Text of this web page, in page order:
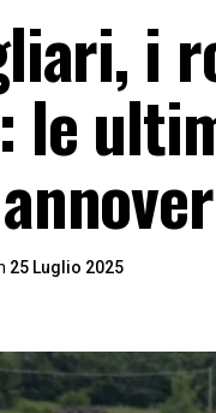
i
le
25 Luglio 2025